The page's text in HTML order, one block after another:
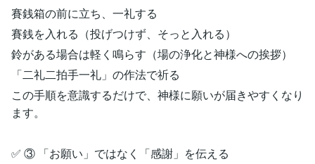
賽銭箱の前に立ち、一礼する
賽銭を入れる（投げつけず、そっと入れる）
鈴がある場合は軽く鳴らす（場の浄化と神様への挨拶）
「二礼二拍手一礼」の作法で祈る
この手順を意識するだけで、神様に願いが届きやすくなり
ます。
✅ ③ 「お願い」ではなく「感謝」を伝える